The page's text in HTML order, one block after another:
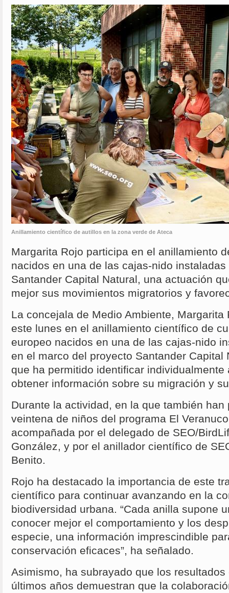
Anillamiento científico de autillos en la zona verde de Ateca
Margarita Rojo participa en el anillamiento
nacidos en una de las cajas-nido
Santander Capital Natural, una actuación
mejor sus movimientos migratorios y
La concejala de Medio Ambiente, Margarita
este lunes en el anillamiento científico de
europeo nacidos en una de las cajas-nido
en el marco del proyecto Santander Capital
que ha permitido identificar individualmente
obtener información sobre su migración y
Durante la actividad, en la que también han
veintena de niños del programa El
acompañada por el delegado de SEO/
González, y por el anillador científico de
Benito.
Rojo ha destacado la importancia de este
científico para continuar avanzando en la
biodiversidad urbana. “Cada anilla supone
conocer mejor el comportamiento y los
especie, una información imprescindible
conservación eficaces”, ha señalado.
Asimismo, ha subrayado que los
últimos años demuestran que la